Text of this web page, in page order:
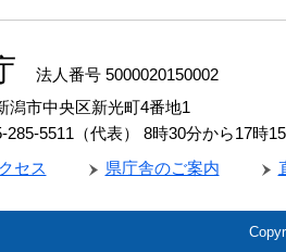
法人番号 5000020150002
市中央区新光町4番地1
5511（代表）
8時30分から17時
セス 県庁舎のご案内